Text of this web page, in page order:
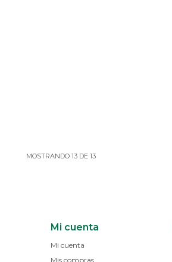
MOSTRANDO13 DE13
Mi cuenta
Mi cuenta
Mis compras